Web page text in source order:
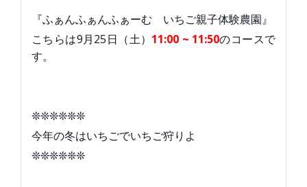
『ふぁんふぁんふぁーむ いちご親子体験農園』
こちらは9月25日（土） 11:00 ~ 11:50のコースで
す。
❊❊❊❊❊❊
今年の冬はいちごでいちご狩りよ
❊❊❊❊❊❊